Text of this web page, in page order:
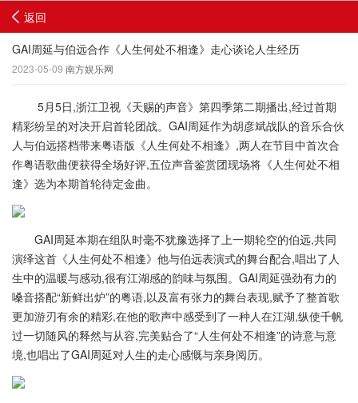
返回
GAI周延与伯远合作《人生何处不相逢》走心谈论人生经历
2023-05-09 南方娱乐网
5月5日,浙江卫视《天赐的声音》第四季第二期播出,经过首期
精彩纷呈的对决开启首轮团战。GAI周延作为胡彦斌战队的音乐合伙
人与伯远搭档带来粤语版《人生何处不相逢》,两人在节目中首次合
作粤语歌曲便获得全场好评,五位声音鉴赏团现场将《人生何处不相
逢》选为本期首轮待定金曲。
GAI周延本期在组队时毫不犹豫选择了上一期轮空的伯远,共同
演绎这首《人生何处不相逢》他与伯远表演式的舞台配合,唱出了人
生中的温暖与感动,很有江湖感的韵味与氛围。GAI周延强劲有力的
嗓音搭配“新鲜出炉”的粤语,以及富有张力的舞台表现,赋予了整首歌
更加游刃有余的精彩,在他的歌声中感受到了一种人在江湖,纵使千帆
过一切随风的释然与从容,完美贴合了“人生何处不相逢”的诗意与意
境,也唱出了GAI周延对人生的走心感慨与亲身阅历。